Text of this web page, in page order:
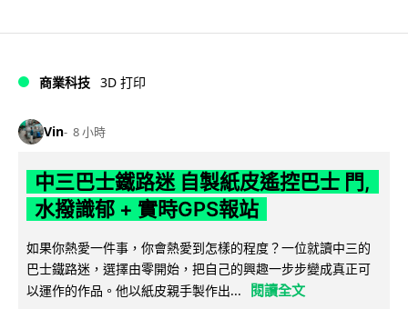
商業科技 3D 打印
Vin 8 小時
中三巴士鐵路迷 自製紙皮遙控巴士 門,
水撥識郁 + 實時GPS報站
如果你熱愛一件事，你會熱愛到怎樣的程度？一位就讀中三的
巴士鐵路迷，選擇由零開始，把自己的興趣一步步變成真正可
以運作的作品。他以紙皮親手製作出...
閱讀全文